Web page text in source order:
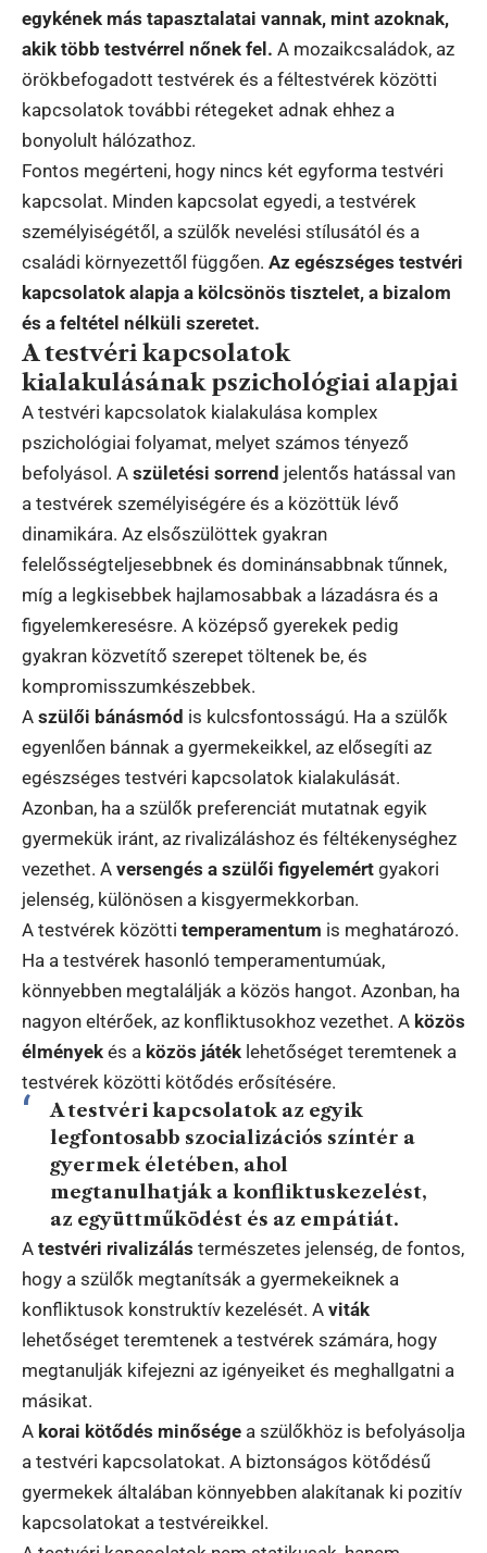
egykének más tapasztalatai vannak, mint azoknak,
akik több testvérrel nőnek fel. A mozaikcsaládok, az
örökbefogadott testvérek és a féltestvérek közötti
kapcsolatok további rétegeket adnak ehhez a
bonyolult hálózathoz.
Fontos megérteni, hogy nincs két egyforma testvéri
kapcsolat. Minden kapcsolat egyedi, a testvérek
személyiségétől, a szülők nevelési stílusától és a
családi környezettől függően. Az egészséges testvéri
kapcsolatok alapja a kölcsönös tisztelet, a bizalom
és a feltétel nélküli szeretet.
A testvéri kapcsolatok
kialakulásának pszichológiai alapjai
A testvéri kapcsolatok kialakulása komplex
pszichológiai folyamat, melyet számos tényező
befolyásol. A születési sorrend jelentős hatással van
a testvérek személyiségére és a közöttük lévő
dinamikára. Az elsőszülöttek gyakran
felelősségteljesebbnek és dominánsabbnak tűnnek,
míg a legkisebbek hajlamosabbak a lázadásra és a
figyelemkeresésre. A középső gyerekek pedig
gyakran közvetítő szerepet töltenek be, és
kompromisszumkészebbek.
A szülői bánásmód is kulcsfontosságú. Ha a szülők
egyenlően bánnak a gyermekeikkel, az elősegíti az
egészséges testvéri kapcsolatok kialakulását.
Azonban, ha a szülők preferenciát mutatnak egyik
gyermekük iránt, az rivalizáláshoz és féltékenységhez
vezethet. A versengés a szülői figyelemért gyakori
jelenség, különösen a kisgyermekkorban.
A testvérek közötti temperamentum is meghatározó.
Ha a testvérek hasonló temperamentumúak,
könnyebben megtalálják a közös hangot. Azonban, ha
nagyon eltérőek, az konfliktusokhoz vezethet. A közös
élmények és a közös játék lehetőséget teremtenek a
testvérek közötti kötődés erősítésére.
A testvéri kapcsolatok az egyik
legfontosabb szocializációs színtér a
gyermek életében, ahol
megtanulhatják a konfliktuskezelést,
az együttműködést és az empátiát.
A testvéri rivalizálás természetes jelenség, de fontos,
hogy a szülők megtanítsák a gyermekeiknek a
konfliktusok konstruktív kezelését. A viták
lehetőséget teremtenek a testvérek számára, hogy
megtanulják kifejezni az igényeiket és meghallgatni a
másikat.
A korai kötődés minősége a szülőkhöz is befolyásolja
a testvéri kapcsolatokat. A biztonságos kötődésű
gyermekek általában könnyebben alakítanak ki pozitív
kapcsolatokat a testvéreikkel.